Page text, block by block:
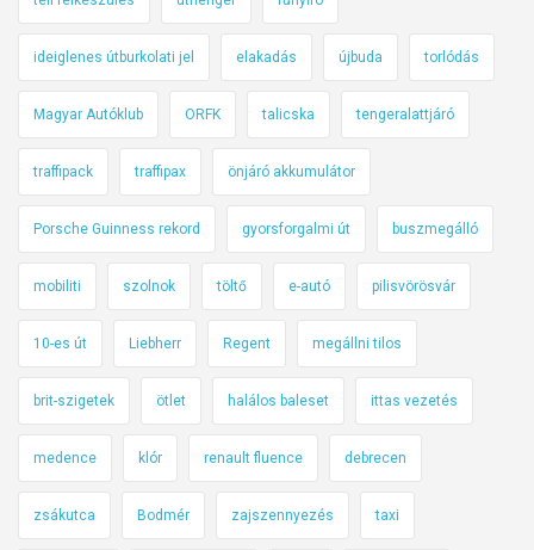
ideiglenes útburkolati jel elakadás újbuda torlódás
Magyar Autóklub ORFK talicska tengeralattjáró
traffipack traffipax önjáró akkumulátor
Porsche Guinness rekord gyorsforgalmi út buszmegálló
mobiliti szolnok töltő e-autó pilisvörösvár
10-es út Liebherr Regent megállni tilos
brit-szigetek ötlet halálos baleset ittas vezetés
medence klór renault fluence debrecen
zsákutca Bodmér zajszennyezés taxi